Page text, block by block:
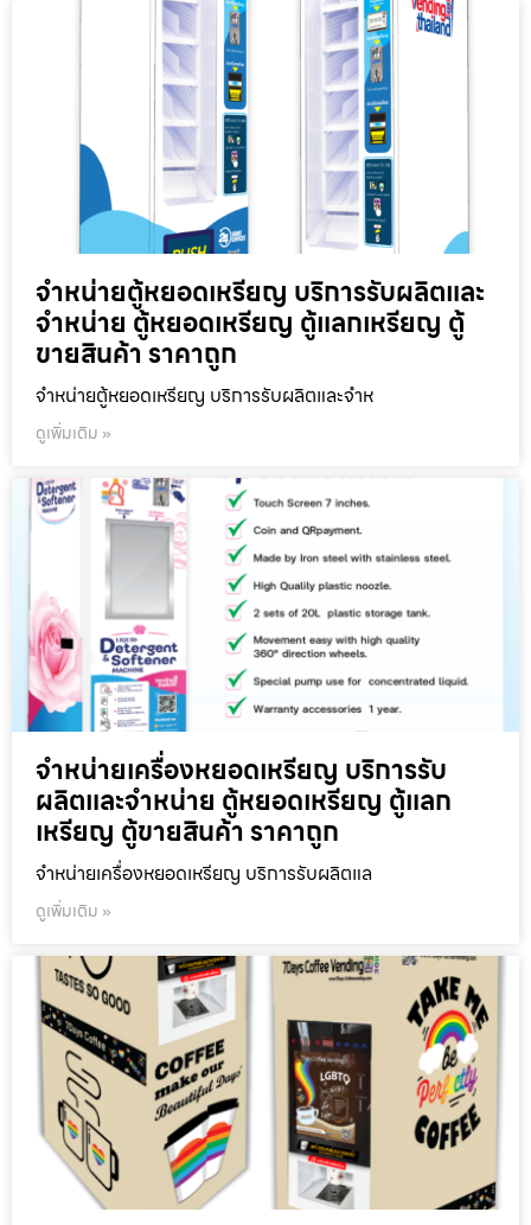
จำหน่ายตู้หยอดเหรียญ บริการรับผลิตและ
จำหน่าย ตู้หยอดเหรียญ ตู้แลกเหรียญ ตู้
ขายสินค้า ราคาถูก
จำหน่ายตู้หยอดเหรียญ บริการรับผลิตและจำห
ดูเพิ่มเติม »
จำหน่ายเครื่องหยอดเหรียญ บริการรับ
ผลิตและจำหน่าย ตู้หยอดเหรียญ ตู้แลก
เหรียญ ตู้ขายสินค้า ราคาถูก
จำหน่ายเครื่องหยอดเหรียญ บริการรับผลิตแล
ดูเพิ่มเติม »